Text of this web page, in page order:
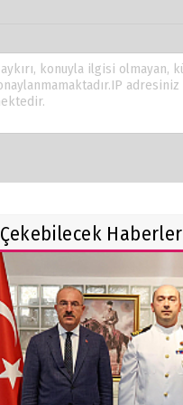
Çekebilecek Haberler